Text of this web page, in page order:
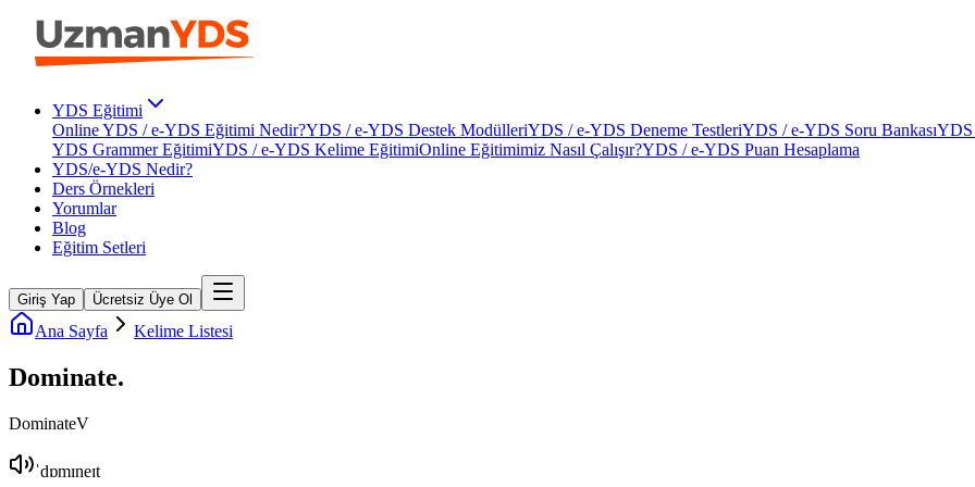
YDS Eğitimi
Online YDS / e-YDS Eğitimi Nedir?YDS / e-YDS Destek ModülleriYDS / e-YDS Deneme TestleriYDS / e-YDS Soru BankasıYDS
YDS Grammer EğitimiYDS / e-YDS Kelime EğitimiOnline Eğitimimiz Nasıl Çalışır?YDS / e-YDS Puan Hesaplama
YDS/e-YDS Nedir?
Ders Örnekleri
Yorumlar
Blog
Eğitim Setleri
Giriş Yap Ücretsiz Üye Ol
Ana Sayfa Kelime Listesi
Dominate.
DominateV
ˈdɒmɪneɪt